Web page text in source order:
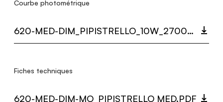
Courbe photométrique
620-MED-DIM_PIPISTRELLO_10W_2700K_LC.ZIP
Fiches techniques
620-MED-DIM-MO_PIPISTRELLO MED.PDF